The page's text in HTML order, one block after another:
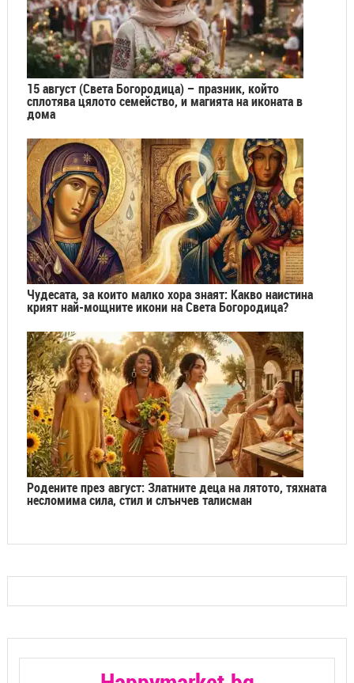
15 август (Света Богородица) – празник, който
сплотява цялото семейство, и магията на иконата в
дома
Чудесата, за които малко хора знаят: Какво наистина
крият най-мощните икони на Света Богородица?
Родените през август: Златните деца на лятото, тяхната
несломима сила, стил и слънчев талисман